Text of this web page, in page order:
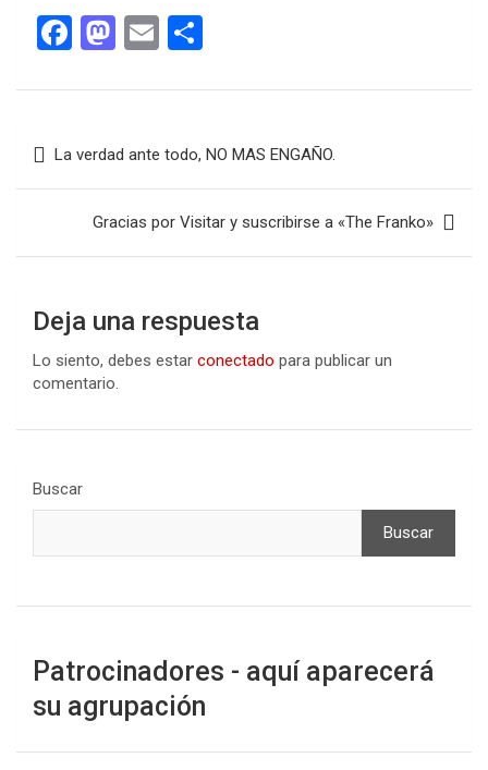
F
ce
o
M
st
o
d
o
n
E
ail m
p
ar
tir
de
entradas
La verdad ante todo, NO MAS ENGAÑO.
Gracias por Visitar y suscribirse a «The Franko»
Deja una respuesta
Lo siento, debes estar conectado para publicar un
comentario.
Buscar
Buscar
Patrocinadores - aquí aparecerá
su agrupación